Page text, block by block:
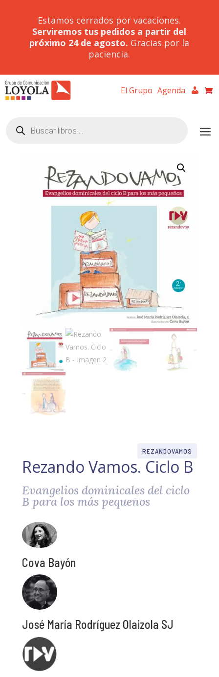
Estamos cerrados por vacaciones.
Serviremos tus pedidos a partir del
próximo 24 de agosto. Gracias por la
paciencia.
El Grupo Agenda
productos
REZANDOVAMOS
Rezando Vamos. Ciclo B
Evangelios dominicales del ciclo
B para los más pequeños
Cova Bayón
José María Rodríguez Olaizola SJ